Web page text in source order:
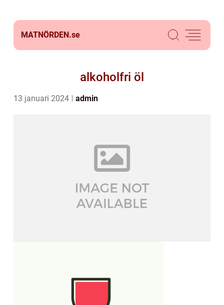
MATNÖRDEN.se
alkoholfri öl
13 januari 2024 admin